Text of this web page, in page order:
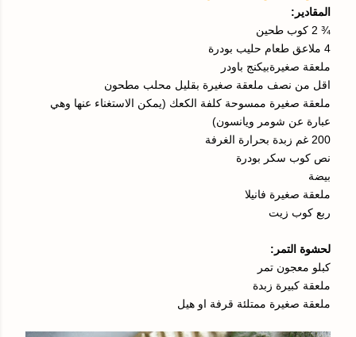
المقادير:
¾ 2 كوب طحين
4 ملاعق طعام حليب بودرة
ملعقة صغيرةبيكنج باودر
اقل من نصف ملعقة صغيرة بقليل محلب مطحون
ملعقة صغيرة ممسوحة كلفة الكعك (يمكن الاستغناء عنها وهي
عبارة عن شومر ويانسون)
200 غم زبدة بحرارة الغرفة
نص كوب سكر بودرة
بيضة
ملعقة صغيرة فانيلا
ربع كوب زيت
لحشوة التمر:
كبلو معجون تمر
ملعقة كبيرة زبدة
ملعقة صغيرة ممتلئة قرفة او هيل